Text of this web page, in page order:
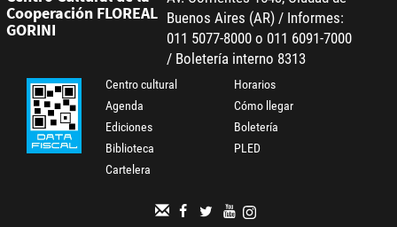
Cooperación FLOREAL
GORINI
Buenos Aires (AR) / Informes:
011 5077-8000 o 011 6091-7000
/ Boletería interno 8313
Centro cultural
Agenda
Ediciones
Biblioteca
Cartelera
Horarios
Cómo llegar
Boletería
PLED